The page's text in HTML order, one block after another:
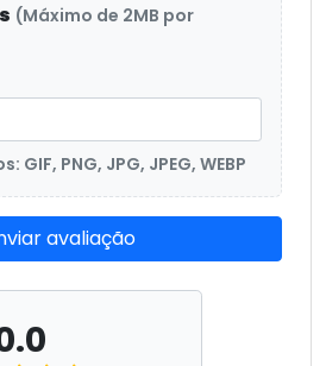
(Máximo de 2MB por
PNG, JPG, JPEG, WEBP
avaliação